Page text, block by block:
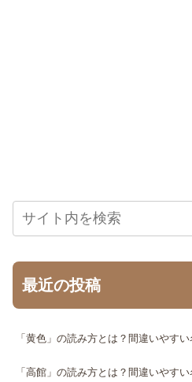
最近の投稿
「黄色」の読み方とは？間違いやす
「高館」の読み方とは？間違いやす